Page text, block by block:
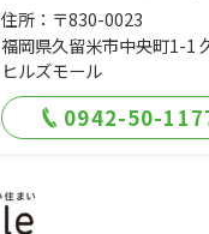
住所：〒830-0023
福岡県久留米市中央町1-1
ヒルズモール
0942-50-